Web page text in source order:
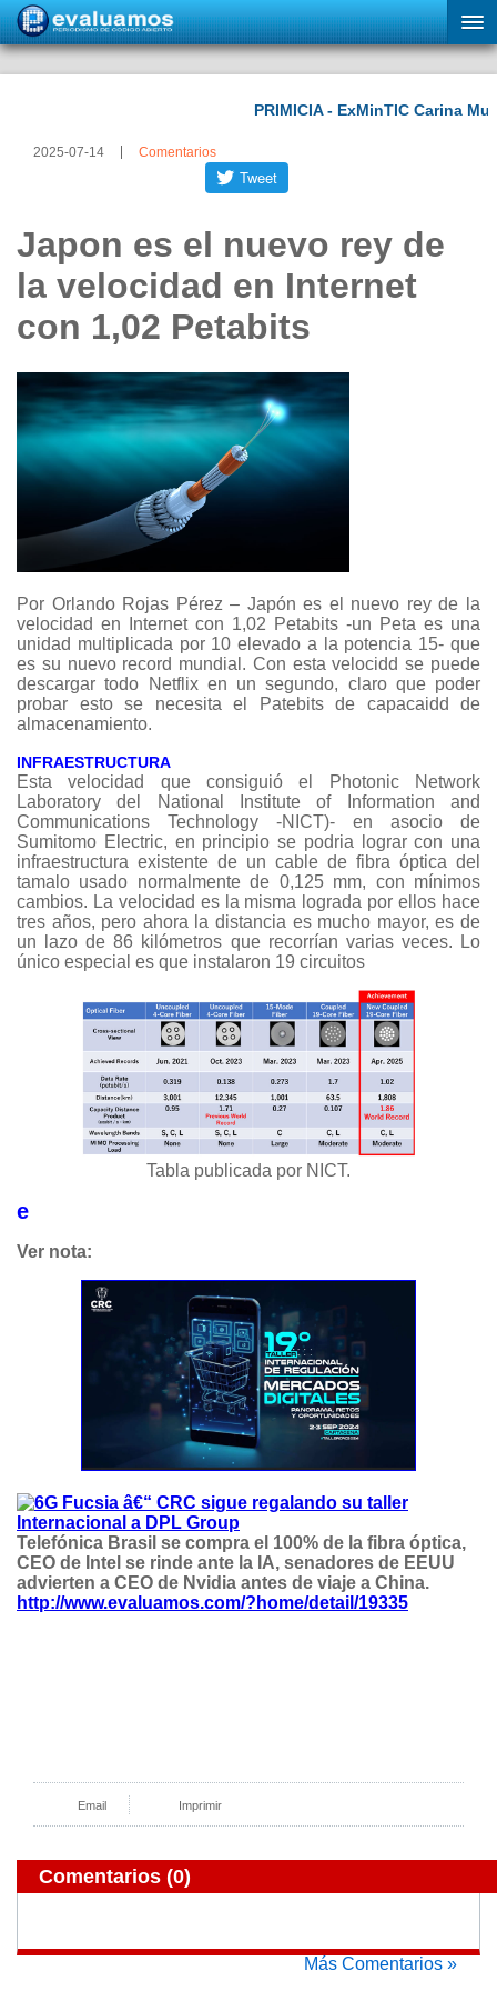
2025-07-14 Comentarios
Japon es el nuevo rey de
la velocidad en Internet
con 1,02 Petabits
Por Orlando Rojas Pérez – Japón es el nuevo rey de la
velocidad en Internet con 1,02 Petabits -un Peta es una
unidad multiplicada por 10 elevado a la potencia 15- que
es su nuevo record mundial. Con esta velocidd se puede
descargar todo Netflix en un segundo, claro que poder
probar esto se necesita el Patebits de capacaidd de
almacenamiento.
INFRAESTRUCTURA
Esta velocidad que consiguió el Photonic Network
Laboratory del National Institute of Information and
Communications Technology -NICT)- en asocio de
Sumitomo Electric, en principio se podria lograr con una
infraestructura existente de un cable de fibra óptica del
tamalo usado normalmente de 0,125 mm, con mínimos
cambios. La velocidad es la misma lograda por ellos hace
tres años, pero ahora la distancia es mucho mayor, es de
un lazo de 86 kilómetros que recorrían varias veces. Lo
único especial es que instalaron 19 circuitos
Tabla publicada por NICT.
e
Ver nota:
Telefónica Brasil se compra el 100% de la fibra óptica,
CEO de Intel se rinde ante la IA, senadores de EEUU
advierten a CEO de Nvidia antes de viaje a China.
http://www.evaluamos.com/?home/detail/19335
Email Imprimir
Comentarios (0)
Más Comentarios »